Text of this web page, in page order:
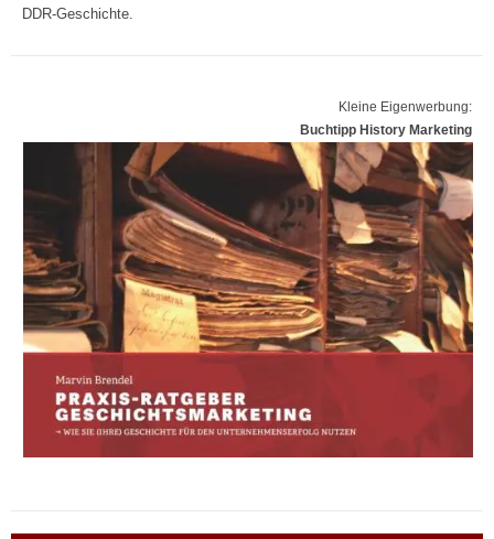
DDR-Geschichte.
Kleine Eigenwerbung:
Buchtipp History Marketing